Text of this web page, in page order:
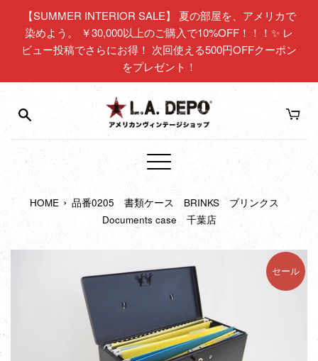
【SUMMER INTERIOR SALE】 夏の部屋を、アメリカで
染めよう。 ￥30,000以上のご購入で10%OFF！！！✨ レ
ビュー投稿でさらにお得！ 次回使える500円OFFクーポン
をプレゼント！
メ
ュ
ー
HOME › 品番0205 書類ケース BRINKS ブリンクス
Documents case 千葉店
セール